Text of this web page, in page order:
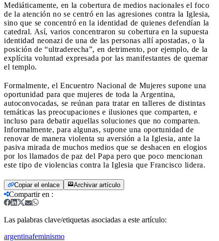
Mediáticamente, en la cobertura de medios nacionales el foco
de la atención no se centró en las agresiones contra la Iglesia,
sino que se concentró en la identidad de quienes defendían la
catedral. Así, varios concentraron su cobertura en la supuesta
identidad neonazi de una de las personas allí apostadas, o la
posición de “ultraderecha”, en detrimento, por ejemplo, de la
explícita voluntad expresada por las manifestantes de quemar
el templo.
Formalmente, el Encuentro Nacional de Mujeres supone una
oportunidad para que mujeres de toda la Argentina,
autoconvocadas, se reúnan para tratar en talleres de distintas
temáticas las preocupaciones e ilusiones que comparten, e
incluso para debatir aquellas soluciones que no comparten.
Informalmente, para algunas, supone una oportunidad de
renovar de manera violenta su aversión a la Iglesia, ante la
pasiva mirada de muchos medios que se deshacen en elogios
por los llamados de paz del Papa pero que poco mencionan
este tipo de violencias contra la Iglesia que Francisco lidera.
Copiar el enlace Archivar artículo
Compartir en :
Las palabras clave/etiquetas asociadas a este artículo:
argentinafeminismo